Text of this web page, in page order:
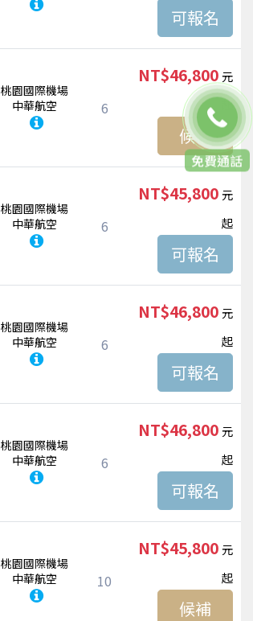
桃園國際機場
中華航空
6
NT$46,800
起
候補
桃園國際機場
中華航空
6
NT$45,800
起
桃園國際機場
中華航空
6
NT$46,800
起
桃園國際機場
中華航空
6
NT$46,800
起
桃園國際機場
中華航空
10
NT$45,800
起
候補
聯絡客服
免費通話